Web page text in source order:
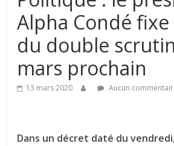
Alpha Condé
du double
mars prochain
13 mars 2020 Aucun
Dans un décret daté du